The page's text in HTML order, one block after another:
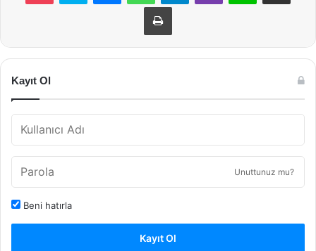
Yazdır
Kayıt Ol
Unuttunuz mu?
Beni hatırla
Kayıt Ol